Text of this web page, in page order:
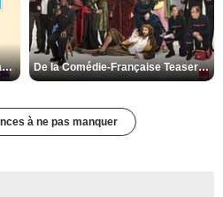
Les Matins merveilleux Bande-annonce VF De la Comédie-Française Teaser VF
à ne pas manquer